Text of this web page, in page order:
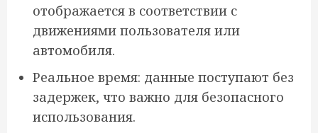
отображается в соответствии с
движениями пользователя или
автомобиля.
Реальное время: данные поступают без
задержек, что важно для безопасного
использования.